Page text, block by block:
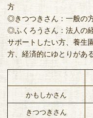
方
◎きつつきさん：一般の
◎ふくろうさん：法人の
サポートしたい方、養生
方、経済的にゆとりがあ
かもしかさん
きつつきさん